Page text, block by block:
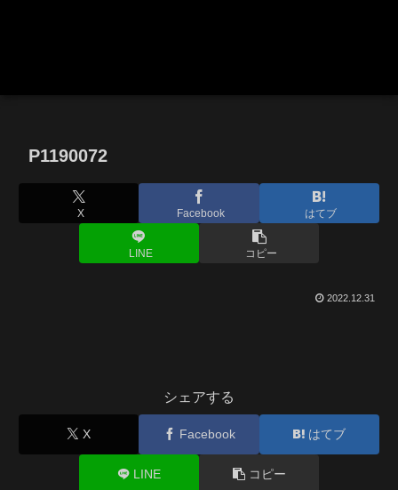
P1190072
X Facebook はてブ
LINE コピー
2022.12.31
シェアする
X Facebook はてブ
LINE コピー